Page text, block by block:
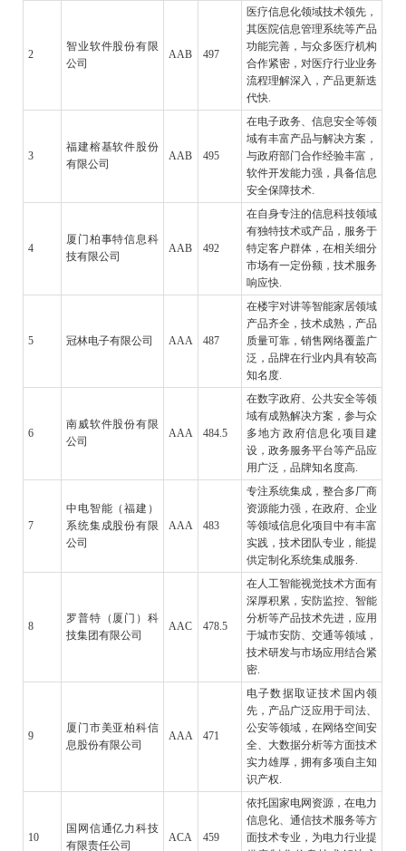
2
智业软件股份有限
公司
AAB 497
医疗信息化领域技术领先，
其医院信息管理系统等产品
功能完善，与众多医疗机构
合作紧密，对医疗行业业务
流程理解深入，产品更新迭
代快.
3
福建榕基软件股份
有限公司
AAB 495
在电子政务、信息安全等领
域有丰富产品与解决方案，
与政府部门合作经验丰富，
软件开发能力强，具备信息
安全保障技术.
4
厦门柏事特信息科
技有限公司
AAB 492
在自身专注的信息科技领域
有独特技术或产品，服务于
特定客户群体，在相关细分
市场有一定份额，技术服务
响应快.
5 冠林电子有限公司 AAA 487
在楼宇对讲等智能家居领域
产品齐全，技术成熟，产品
质量可靠，销售网络覆盖广
泛，品牌在行业内具有较高
知名度.
6
南威软件股份有限
公司
AAA 484.5
在数字政府、公共安全等领
域有成熟解决方案，参与众
多地方政府信息化项目建
设，政务服务平台等产品应
用广泛，品牌知名度高.
7
中电智能（福建）
系统集成股份有限
公司
AAA 483
专注系统集成，整合多厂商
资源能力强，在政府、企业
等领域信息化项目中有丰富
实践，技术团队专业，能提
供定制化系统集成服务.
8
罗普特（厦门）科
技集团有限公司
AAC 478.5
在人工智能视觉技术方面有
深厚积累，安防监控、智能
分析等产品技术先进，应用
于城市安防、交通等领域，
技术研发与市场应用结合紧
密.
9
厦门市美亚柏科信
息股份有限公司
AAA 471
电子数据取证技术国内领
先，产品广泛应用于司法、
公安等领域，在网络空间安
全、大数据分析等方面技术
实力雄厚，拥有多项自主知
识产权.
10
国网信通亿力科技
有限责任公司
ACA 459
依托国家电网资源，在电力
信息化、通信技术服务等方
面技术专业，为电力行业提